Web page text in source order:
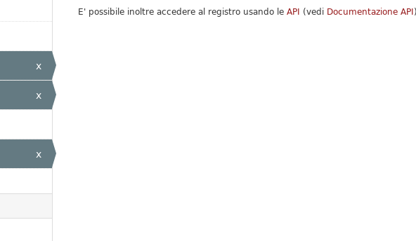
x
x
x
E' possibile inoltre accedere al registro usando le API (vedi Documentazione API